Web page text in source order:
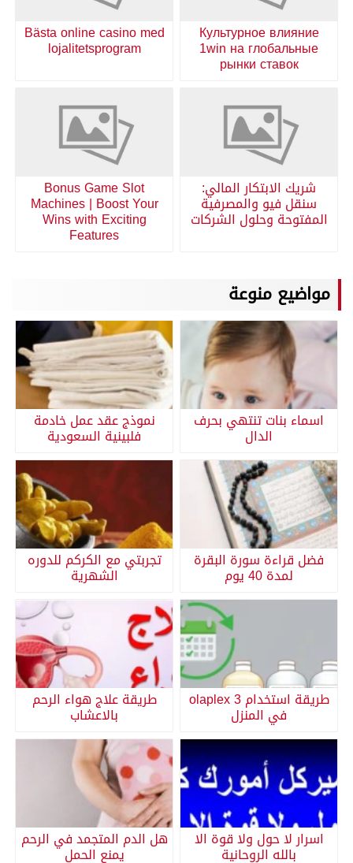
Культурное влияние
1win на глобальные
рынки ставок
Bästa online casino med
lojalitetsprogram
شريك الابتكار المالي:
سنقل فيو والمصرفية
المفتوحة وحلول الشركات
Bonus Game Slot
Machines | Boost Your
Wins with Exciting
Features
مواضيع منوعة
اسماء بنات تنتهي بحرف
الدال
نموذج عقد عمل خادمة
فلبينية السعودية
فضل قراءة سورة البقرة
لمدة 40 يوم
تجربتي مع الكركم للدوره
الشهرية
طريقة استخدام olaplex 3
في المنزل
طريقة علاج هواء الرحم
بالاعشاب
اسرار لا حول ولا قوة الا
بالله الروحانية
هل الدم المتجمد في الرحم
يمنع الحمل